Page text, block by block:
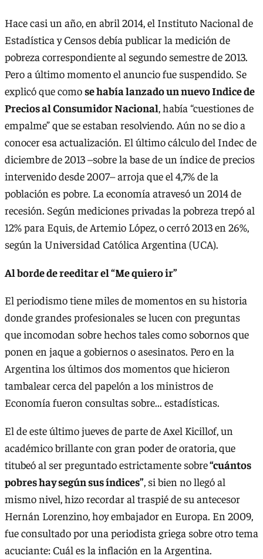
Hace casi un año, en abril 2014, el Instituto Nacional de
Estadística y Censos debía publicar la medición de
pobreza correspondiente al segundo semestre de 2013.
Pero a último momento el anuncio fue suspendido. Se
explicó que comose había lanzado un nuevo Indice de
Precios al Consumidor Nacional, había “cuestiones de
empalme” que se estaban resolviendo. Aún no se dio a
conocer esa actualización. El último cálculo del Indec de
diciembre de 2013 –sobre la base de un índice de precios
intervenido desde 2007– arroja que el 4,7% de la
población es pobre. La economía atravesó un 2014 de
recesión. Según mediciones privadas la pobreza trepó al
12% para Equis, de Artemio López, o cerró 2013 en 26%,
según la Universidad Católica Argentina (UCA).
Al borde de reeditar el “Me quiero ir”
El periodismo tiene miles de momentos en su historia
donde grandes profesionales se lucen con preguntas
que incomodan sobre hechos tales como sobornos que
ponen en jaque a gobiernos o asesinatos. Pero en la
Argentina los últimos dos momentos que hicieron
tambalear cerca del papelón a los ministros de
Economía fueron consultas sobre... estadísticas.
El de este último jueves de parte de Axel Kicillof, un
académico brillante con gran poder de oratoria, que
titubeó al ser preguntado estrictamente sobre“cuántos
pobres hay según sus índices”, si bien no llegó al
mismo nivel, hizo recordar al traspié de su antecesor
Hernán Lorenzino, hoy embajador en Europa. En 2009,
fue consultado por una periodista griega sobre otro tema
acuciante: Cuál es la inflación en la Argentina.